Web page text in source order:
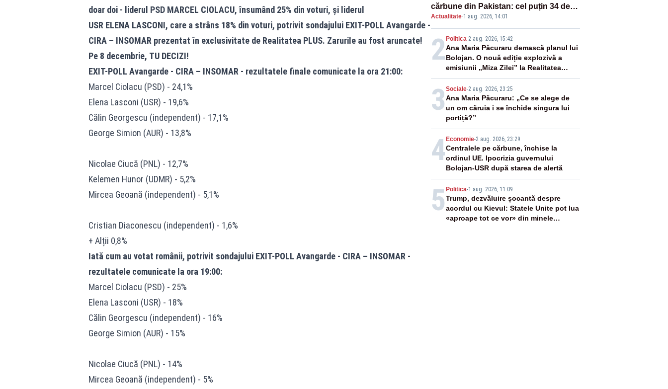
doar doi - liderul PSD MARCEL CIOLACU, însumând 25% din voturi, și liderul
USR ELENA LASCONI, care a strâns 18% din voturi, potrivit sondajului EXIT-POLL Avangarde -
CIRA – INSOMAR prezentat în exclusivitate de Realitatea PLUS. Zarurile au fost aruncate!
Pe 8 decembrie, TU DECIZI!
EXIT-POLL Avangarde - CIRA – INSOMAR - rezultatele finale comunicate la ora 21:00:
Marcel Ciolacu (PSD) - 24,1%
Elena Lasconi (USR) - 19,6%
Călin Georgescu (independent) - 17,1%
George Simion (AUR) - 13,8%
Nicolae Ciucă (PNL) - 12,7%
Kelemen Hunor (UDMR) - 5,2%
Mircea Geoană (independent) - 5,1%
Cristian Diaconescu (independent) - 1,6%
+ Alții 0,8%
Iată cum au votat românii, potrivit sondajului EXIT-POLL Avangarde - CIRA – INSOMAR -
rezultatele comunicate la ora 19:00:
Marcel Ciolacu (PSD) - 25%
Elena Lasconi (USR) - 18%
Călin Georgescu (independent) - 16%
George Simion (AUR) - 15%
Nicolae Ciucă (PNL) - 14%
Mircea Geoană (independent) - 5%
cărbune din Pakistan: cel puțin 34 de
morți - VIDEO
Actualitate·1 aug. 2026, 14:01
2 Politica-2 aug. 2026, 15:42
Ana Maria Păcuraru demască planul lui
Bolojan. O nouă ediție explozivă a
emisiunii „Miza Zilei” la Realitatea
PLUS
3 Sociale-2 aug. 2026, 23:25
Ana Maria Păcuraru: „Ce se alege de
un om căruia i se închide singura lui
portiță?”
4 Economie-2 aug. 2026, 23:29
Centralele pe cărbune, închise la
ordinul UE. Ipocrizia guvernului
Bolojan-USR după starea de alertă
5 Politica-1 aug. 2026, 11:09
Trump, dezvăluire șocantă despre
acordul cu Kievul: Statele Unite pot lua
«aproape tot ce vor» din minele